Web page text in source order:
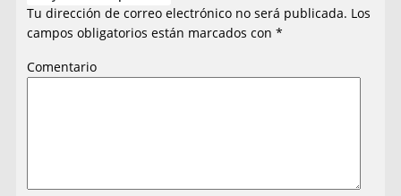
Tu dirección de correo electrónico no será publicada. Los
campos obligatorios están marcados con*
Comentario